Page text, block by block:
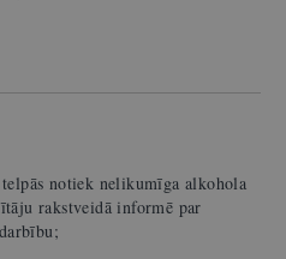
notiek nelikumīga alkohola
rakstveidā informē par